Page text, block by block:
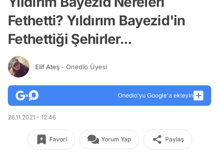
Fethetti? Yıldırım Bayezid'in
Fethettiği Şehirler...
Elif Ateş - Onedio Üyesi
Onedio’yu Google'a ekleyin
26.11.2021 - 12:46
Favori Yorum Yap Paylaş